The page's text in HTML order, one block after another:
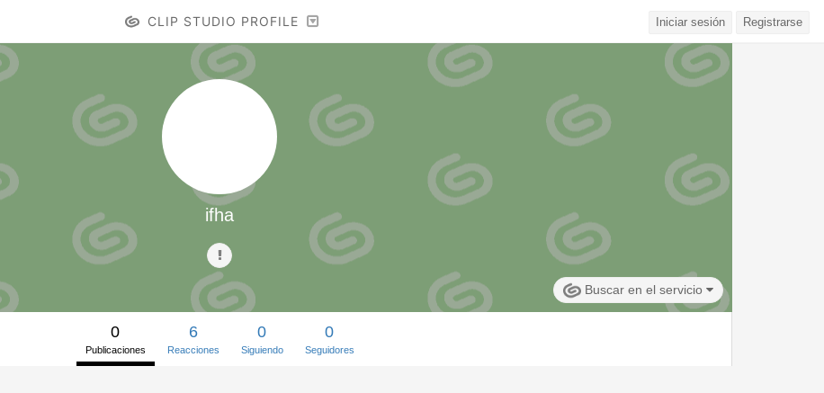
CLIP STUDIO PROFILE Iniciar sesión Registrarse
ifha
Buscar en el servicio
0
Publicaciones
6
Reacciones
0
Siguiendo
0
Seguidores